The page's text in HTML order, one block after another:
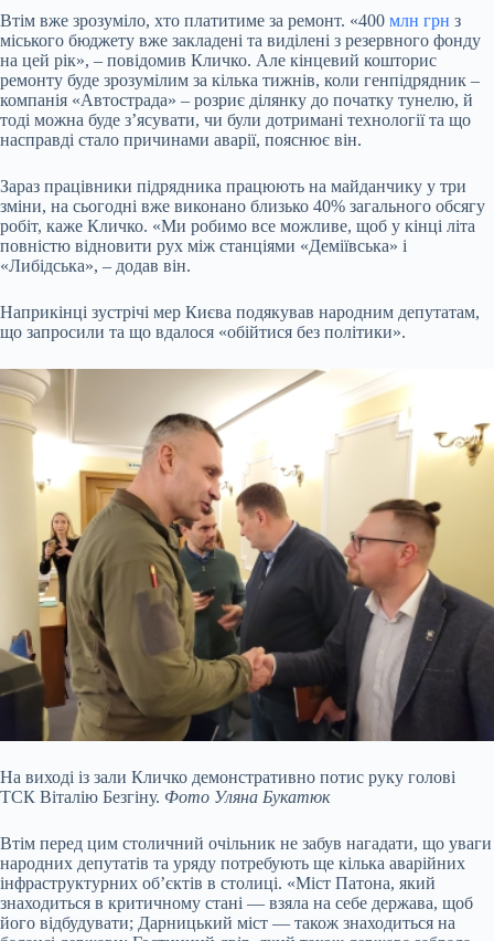
Втім вже зрозуміло, хто платитиме за ремонт. «400 млн грн з
міського бюджету вже закладені та виділені з резервного фонду
на цей рік», – повідомив Кличко. Але кінцевий кошторис
ремонту буде зрозумілим за кілька тижнів, коли генпідрядник –
компанія «Автострада» – розриє ділянку до початку тунелю, й
тоді можна буде з’ясувати, чи були дотримані технології та що
насправді стало причинами аварії, пояснює він.
Зараз працівники підрядника працюють на майданчику у три
зміни, на сьогодні вже виконано близько 40% загального обсягу
робіт, каже Кличко. «Ми робимо все можливе, щоб у кінці літа
повністю відновити рух між станціями «Деміївська» і
«Либідська», – додав він.
Наприкінці зустрічі мер Києва подякував народним депутатам,
що запросили та що вдалося «обійтися без політики».
На виході із зали Кличко демонстративно потис руку голові
ТСК Віталію Безгіну. Фото Уляна Букатюк
Втім перед цим столичний очільник не забув нагадати, що уваги
народних депутатів та уряду потребують ще кілька аварійних
інфраструктурних об’єктів в столиці. «Міст Патона, який
знаходиться в критичному стані — взяла на себе держава, щоб
його відбудувати; Дарницький міст — також знаходиться на